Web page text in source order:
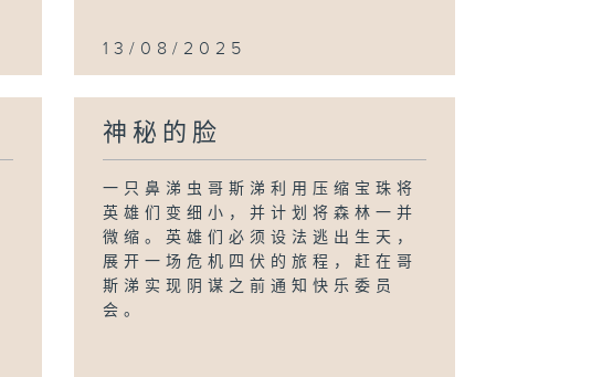
13/08/2025
神秘的脸
一只鼻涕虫哥斯涕利用压缩宝珠将
英雄们变细小，并计划将森林一并
微缩。英雄们必须设法逃出生天，
展开一场危机四伏的旅程，赶在哥
斯涕实现阴谋之前通知快乐委员
会。